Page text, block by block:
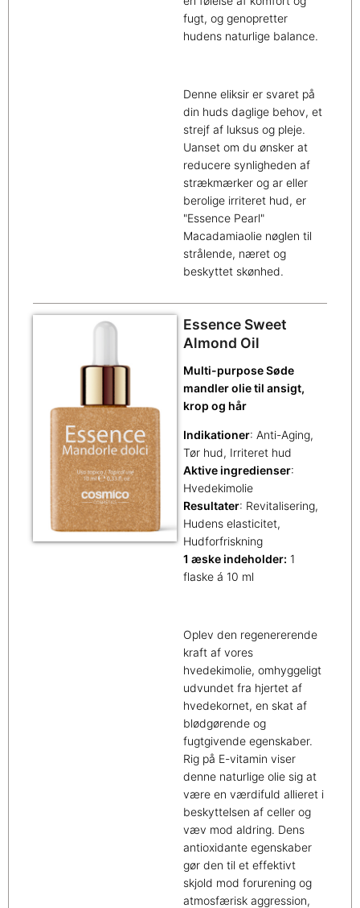
fugt, og genopretter
hudens naturlige balance.
Denne eliksir er svaret på
din huds daglige behov, et
strejf af luksus og pleje.
Uanset om du ønsker at
reducere synligheden af
strækmærker og ar eller
berolige irriteret hud, er
"Essence Pearl"
Macadamiaolie nøglen til
strålende, næret og
beskyttet skønhed.
Essence Sweet
Almond Oil
Multi-purpose Søde
mandler olie til ansigt,
krop og hår
Indikationer: Anti-Aging,
Tør hud, Irriteret hud
Aktive ingredienser:
Hvedekimolie
Resultater: Revitalisering,
Hudens elasticitet,
Hudforfriskning
1 æske indeholder: 1
flaske á 10 ml
Oplev den regenererende
kraft af vores
hvedekimolie, omhyggeligt
udvundet fra hjertet af
hvedekornet, en skat af
blødgørende og
fugtgivende egenskaber.
Rig på E-vitamin viser
denne naturlige olie sig at
være en værdifuld allieret i
beskyttelsen af celler og
væv mod aldring. Dens
antioxidante egenskaber
gør den til et effektivt
skjold mod forurening og
atmosfærisk aggression,